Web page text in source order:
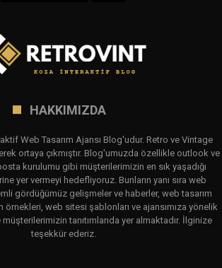
HAKKIMIZDA
Web Tasarım Ajansı Blog'udur. Retro ve Vintage
ortaya çıkmıştır. Blog'umuzda özellikle outlook ve
kurulumu gibi müşterilerimizin en sık yaşadığı
yer vermeyi hedefliyoruz. Bunların yanı sıra web
gördüğümüz gelişmeler ve haberler, web tasarım
örnekleri, web sitesi şablonları ve ajansımıza yönelik
tanıtımlarıda yer almaktadır. İlginize
teşekkür ederiz.